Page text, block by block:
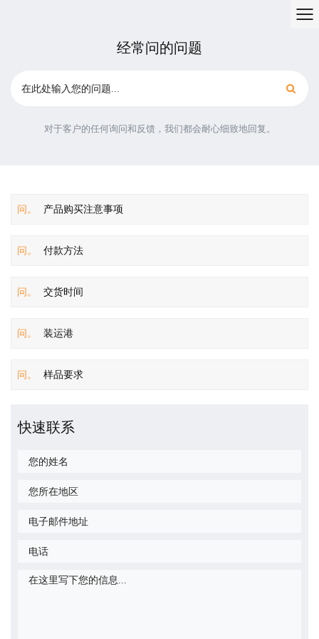
经常问的问题
对于客户的任何询问和反馈，我们都会耐心细致地回复。
问。 产品购买注意事项
问。 付款方法
问。 交货时间
问。 装运港
问。 样品要求
快速联系